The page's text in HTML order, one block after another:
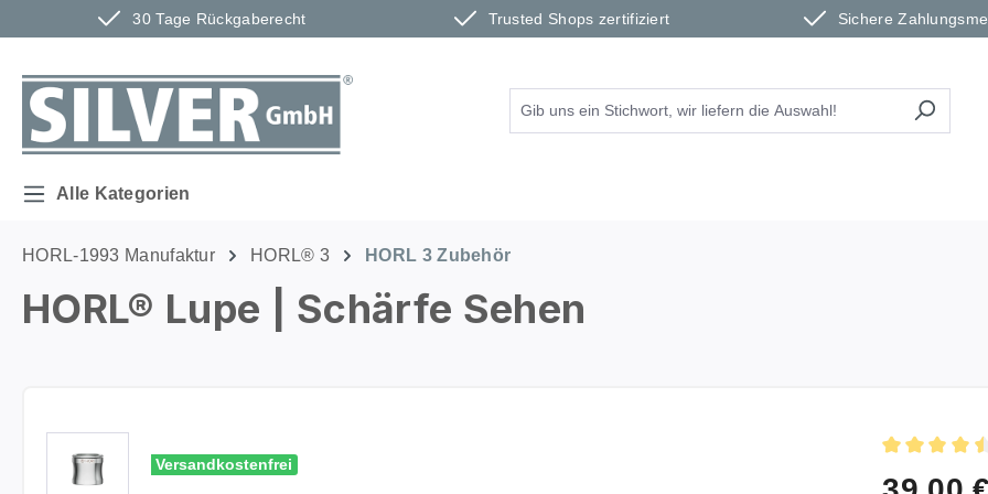
30 Tage Rückgaberecht Trusted Shops zertifiziert Sichere
Hauptinhalt springen
Zur Suche springen
Zur Hauptnavigation springen
Alle Kategorien
HORL-1993 Manufaktur HORL® 3 HORL 3 Zubehör
HORL® Lupe | Schärfe Sehen
Versandkostenfrei